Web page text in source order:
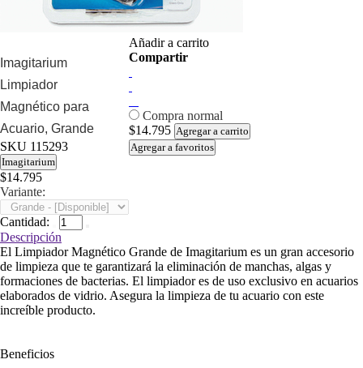
Imagitarium
Limpiador
Magnético para
Acuario, Grande
SKU 115293
Imagitarium
$14.795
Variante:
Cantidad:
Añadir a carrito
Compartir
Compra normal
$14.795 Agregar a carrito
Agregar a favoritos
Descripción
El Limpiador Magnético Grande de Imagitarium es un gran accesorio
de limpieza que te garantizará la eliminación de manchas, algas y
formaciones de bacterias. El limpiador es de uso exclusivo en acuarios
elaborados de vidrio. Asegura la limpieza de tu acuario con este
increíble producto.
Beneficios